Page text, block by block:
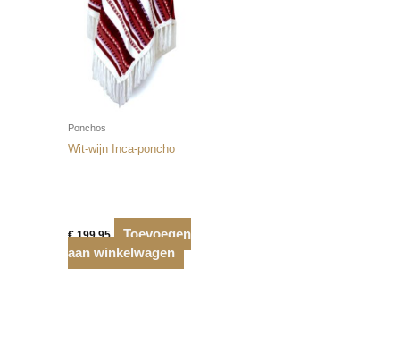
Ponchos
Wit-wijn Inca-poncho
€199,95
Toevoegen
aan winkelwagen